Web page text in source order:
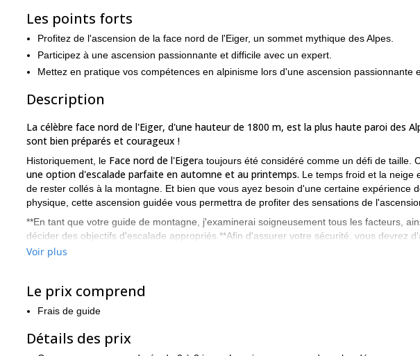
Les points forts
Profitez de l'ascension de la face nord de l'Eiger, un sommet mythique des Alpes.
Participez à une ascension passionnante et difficile avec un expert.
Mettez en pratique vos compétences en alpinisme lors d'une ascension passionnante
Description
La célèbre face nord de l'Eiger, d'une hauteur de 1800 m, est la plus haute paroi des
sont bien préparés et courageux !
Historiquement, le Face nord de l'Eigera toujours été considéré comme un défi de taille.
une option d'escalade parfaite en automne et au printemps. Le temps froid et la neige
de rester collés à la montagne. Et bien que vous ayez besoin d'une certaine expérience
physique, cette ascension guidée vous permettra de profiter des sensations de
**En tant que votre guide de montagne, j'examinerai soigneusement tous les facteurs,
décider des objectifs d'escalade appropriés.**Afin d'assurer votre sécurité, vous devrez
les faces nord des Alpes
versant nord de la montagne.
Outre l'excitation que génère l'ascension de la face nord de l'Eiger, je recommande
C'est la plus grande face de toutes les Alpes.
Voir plus
Le prix comprend
Frais de guide
Détails des prix